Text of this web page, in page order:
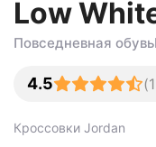
Low
Повседневная обувь
4.5 (
Кроссовки Jordan